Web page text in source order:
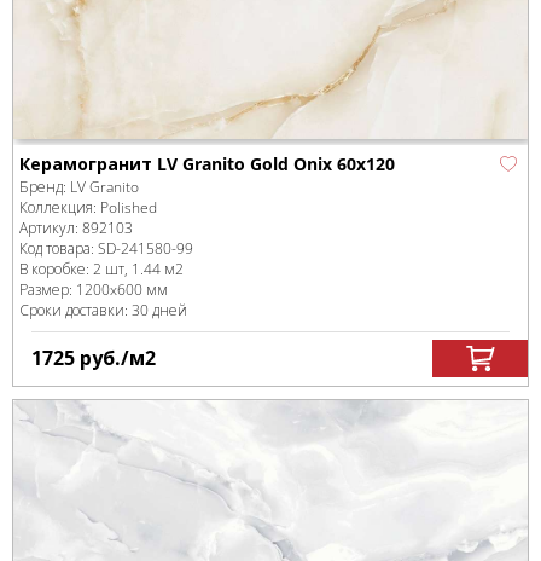
Керамогранит LV Granito Gold Onix 60x120
Бренд: LV Granito
Коллекция: Polished
Артикул: 892103
Код товара: SD-241580-99
В коробке: 2 шт, 1.44 м2
Размер: 1200x600 мм
Сроки доставки: 30 дней
1725 руб./м2